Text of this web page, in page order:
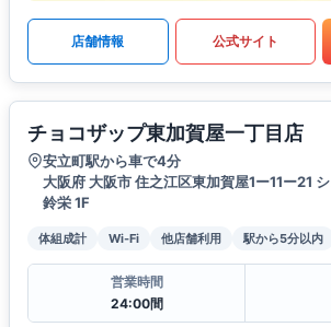
店舗情報 公式サイト
チョコザップ東加賀屋一丁目店
安立町駅から車で4分
大阪府 大阪市 住之江区東加賀屋1ー11ー21
鈴栄 1F
体組成計 Wi-Fi 他店舗利用 駅から5分以内
営業時間
24:00間